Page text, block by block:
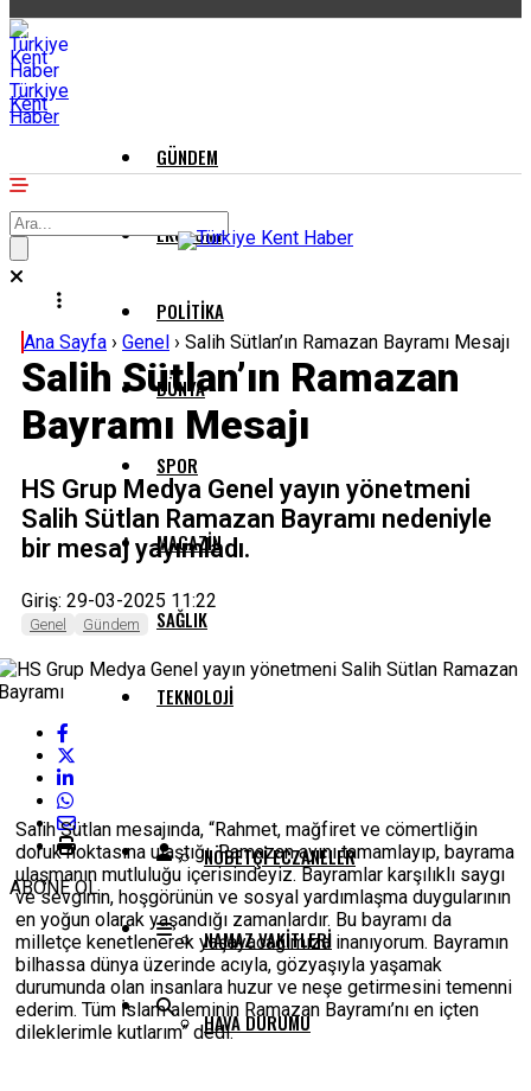
Türkiye
Kent
Haber
GÜNDEM
EKONOMI
POLITIKA
DÜNYA
SPOR
MAGAZIN
SAĞLIK
TEKNOLOJI
NÖBETÇI ECZANELER
NAMAZ VAKITLERI
HAVA DURUMU
Ana Sayfa › Genel › Salih Sütlan’ın Ramazan Bayramı Mesajı
Salih Sütlan’ın Ramazan
Bayramı Mesajı
HS Grup Medya Genel yayın yönetmeni
Salih Sütlan Ramazan Bayramı nedeniyle
bir mesaj yayımladı.
Giriş: 29-03-2025 11:22
Genel Gündem
ABONE OL
Salih Sütlan mesajında, “Rahmet, mağfiret ve cömertliğin
doruk noktasına ulaştığı, Ramazan ayını tamamlayıp, bayrama
ulaşmanın mutluluğu içerisindeyiz. Bayramlar karşılıklı saygı
ve sevginin, hoşgörünün ve sosyal yardımlaşma duygularının
en yoğun olarak yaşandığı zamanlardır. Bu bayramı da
milletçe kenetlenerek yaşayacağımıza inanıyorum. Bayramın
bilhassa dünya üzerinde acıyla, gözyaşıyla yaşamak
durumunda olan insanlara huzur ve neşe getirmesini temenni
ederim. Tüm İslam aleminin Ramazan Bayramı’nı en içten
dileklerimle kutlarım” dedi.